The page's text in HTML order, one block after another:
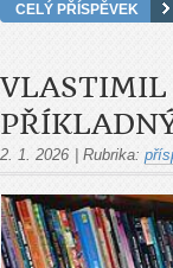
CELÝ PŘÍSPĚVEK
VLASTIMIL
2. 1. 2026 Rubrika: